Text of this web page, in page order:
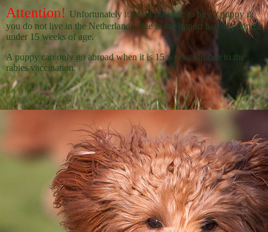
Attention! Unfortunately it is not possible to buy a puppy if
you do not live in the Netherlands, due to the import ban of puppies
under 15 weeks of age.
A puppy can only go abroad when it is 15 weeks old due to the
rabies vaccination.